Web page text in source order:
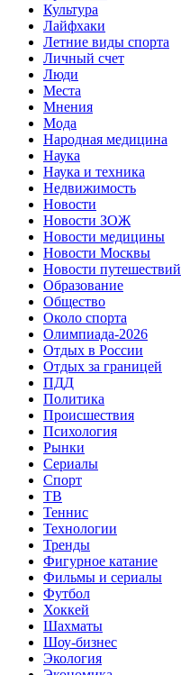
Культура
Лайфхаки
Летние виды спорта
Личный счет
Люди
Места
Мнения
Мода
Народная медицина
Наука
Наука и техника
Недвижимость
Новости
Новости ЗОЖ
Новости медицины
Новости Москвы
Новости путешествий
Образование
Общество
Около спорта
Олимпиада-2026
Отдых в России
Отдых за границей
ПДД
Политика
Происшествия
Психология
Рынки
Сериалы
Спорт
ТВ
Теннис
Технологии
Тренды
Фигурное катание
Фильмы и сериалы
Футбол
Хоккей
Шахматы
Шоу-бизнес
Экология